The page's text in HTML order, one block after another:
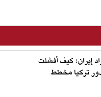
إيران: كيف أفشلت
تركيا مخطط